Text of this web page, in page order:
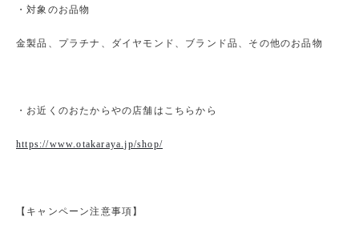
・対象のお品物
金製品、プラチナ、ダイヤモンド、ブランド品、その他のお品物
・お近くのおたからやの店舗はこちらから
https://www.otakaraya.jp/shop/
【キャンペーン注意事項】